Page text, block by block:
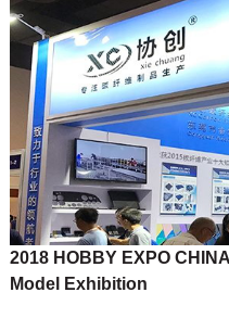
2018 HOBBY EXPO CHINA
Model Exhibition